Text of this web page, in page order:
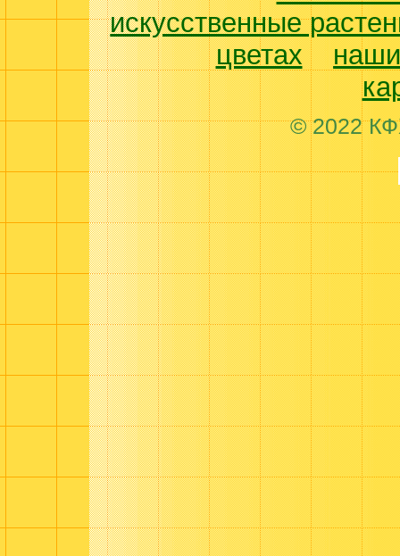
искусственные
цветах
© 2022